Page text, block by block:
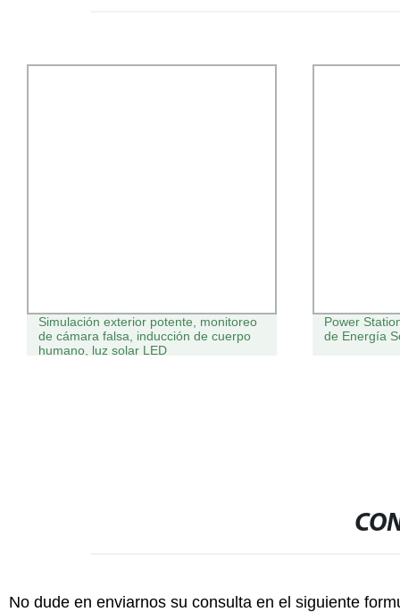
Simulación exterior potente, monitoreo
de cámara falsa, inducción de cuerpo
humano, luz solar LED
Power
de Energía
No dude en enviarnos su consulta en el siguiente